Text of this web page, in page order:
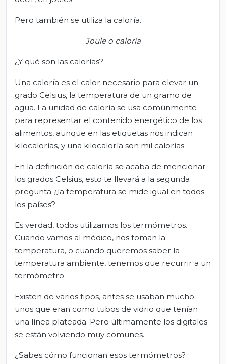
Pero también se utiliza la caloría.
Joule o caloría
¿Y qué son las calorías?
Una caloría es el calor necesario para elevar un
grado Celsius, la temperatura de un gramo de
agua. La unidad de caloría se usa comúnmente
para representar el contenido energético de los
alimentos, aunque en las etiquetas nos indican
kilocalorías, y una kilocaloría son mil calorías.
En la definición de caloría se acaba de mencionar
los grados Celsius, esto te llevará a la segunda
pregunta ¿la temperatura se mide igual en todos
los países?
Es verdad, todos utilizamos los termómetros.
Cuando vamos al médico, nos toman la
temperatura, o cuando queremos saber la
temperatura ambiente, tenemos que recurrir a un
termómetro.
Existen de varios tipos, antes se usaban mucho
unos que eran como tubos de vidrio que tenían
una línea plateada. Pero últimamente los digitales
se están volviendo muy comunes.
¿Sabes cómo funcionan esos termómetros?